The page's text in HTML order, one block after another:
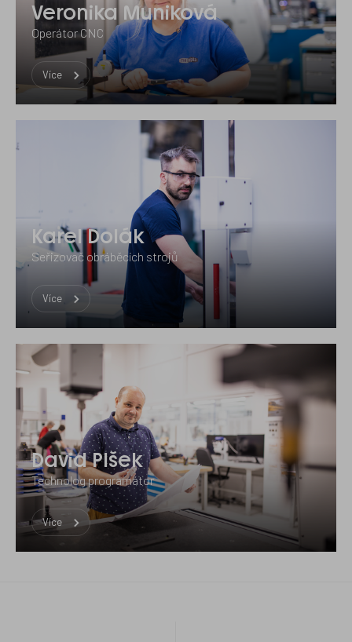
Veronika Muniková
Operátor CNC
Více
Karel Dolák
Seřizovač obráběcích strojů
Více
David Plšek
Technolog programátor
Více